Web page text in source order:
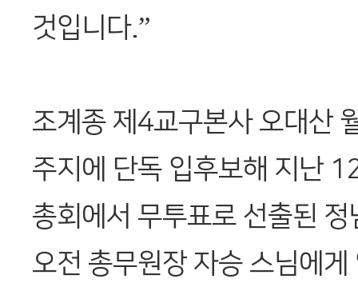
것입니다.”
조계종 제4교구본사 오대산
주지에 단독 입후보해 지난
총회에서 무투표로 선출된
오전 총무원장 자승 스님에게